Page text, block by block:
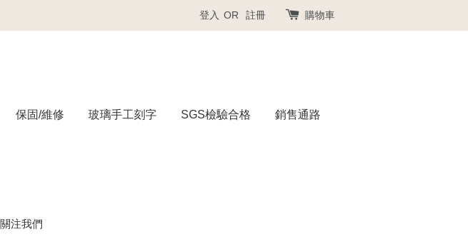
登入 OR 註冊 購物車
保固/維修 玻璃手工刻字 SGS檢驗合格 銷售通路
關注我們